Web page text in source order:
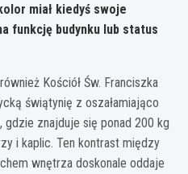
miał kiedyś swoje
funkcję budynku lub status
Kościół Św. Franciszka
świątynię z oszałamiająco
znajduje się ponad 200 kg
i kaplic. Ten kontrast między
wnętrza doskonale oddaje